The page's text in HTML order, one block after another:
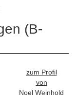
(B-
zum Profil
von
Noel Weinhold